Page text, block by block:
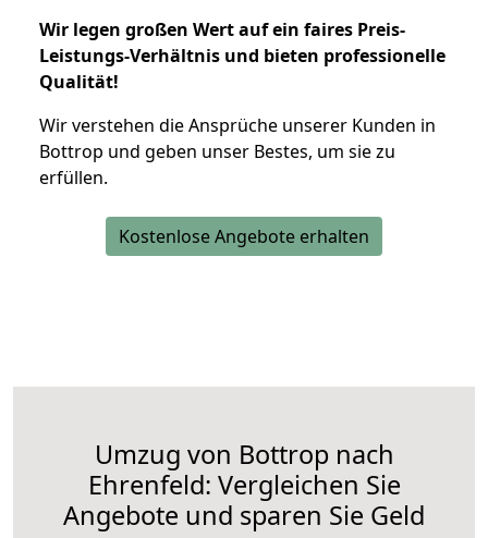
Wir legen großen Wert auf ein faires Preis-
Leistungs-Verhältnis und bieten professionelle
Qualität!
Wir verstehen die Ansprüche unserer Kunden in
Bottrop und geben unser Bestes, um sie zu
erfüllen.
Kostenlose Angebote erhalten
Umzug von Bottrop nach
Ehrenfeld: Vergleichen Sie
Angebote und sparen Sie Geld